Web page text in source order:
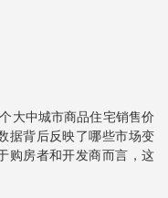
大中城市商品住宅销售价
据背后反映了哪些市场变
购房者和开发商而言，这